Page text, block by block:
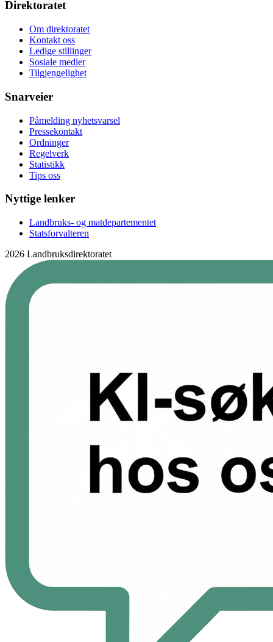
Direktoratet
Om direktoratet
Kontakt oss
Ledige stillinger
Sosiale medier
Tilgjengelighet
Snarveier
Påmelding nyhetsvarsel
Pressekontakt
Ordninger
Regelverk
Statistikk
Tips oss
Nyttige lenker
Landbruks- og matdepartementet
Statsforvalteren
2026 Landbruksdirektoratet